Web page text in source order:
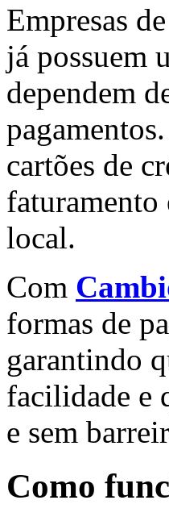
Empresas
já possuem
dependem
cartões de
faturamento
local.
Com
formas de
garantindo
facilidade e
e sem
Como